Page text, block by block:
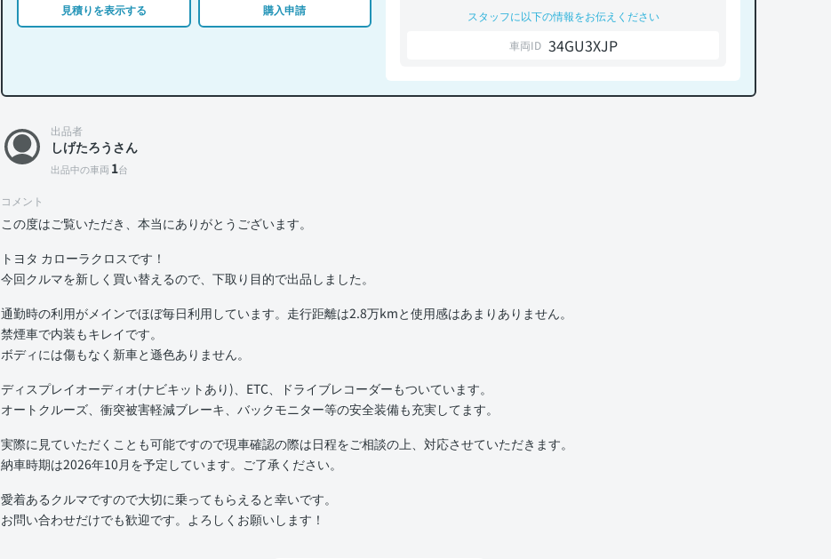
見積りを表示する 購入申請
スタッフに以下の情報をお伝えください
車両ID 34GU3XJP
出品者
しげたろうさん
出品中の車両 1台
コメント
この度はご覧いただき、本当にありがとうございます。
トヨタ カローラクロスです！
今回クルマを新しく買い替えるので、下取り目的で出品しました。
通勤時の利用がメインでほぼ毎日利用しています。走行距離は2.8万kmと使用感はあまりありません。
禁煙車で内装もキレイです。
ボディには傷もなく新車と遜色ありません。
ディスプレイオーディオ(ナビキットあり)、ETC、ドライブレコーダーもついています。
オートクルーズ、衝突被害軽減ブレーキ、バックモニター等の安全装備も充実してます。
実際に見ていただくことも可能ですので現車確認の際は日程をご相談の上、対応させていただきます。
納車時期は2026年10月を予定しています。ご了承ください。
愛着あるクルマですので大切に乗ってもらえると幸いです。
お問い合わせだけでも歓迎です。よろしくお願いします！